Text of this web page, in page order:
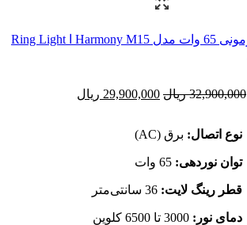
رینگ لایت هارمونی 65 وات مدل Harmony M15 ا Ring Light
32,900,000 ریال 29,900,000 ریال
نوع اتصال: برق (AC)
توان نوردهی:
قطر رینگ لایت:
دمای نور: